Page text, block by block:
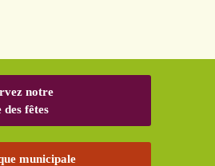
notre
des fêtes
municipale